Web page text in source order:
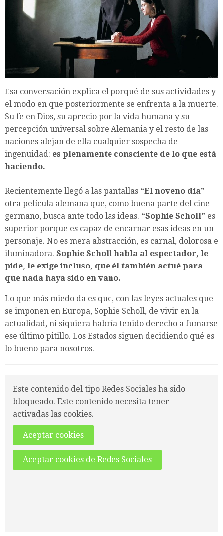
Esa conversación explica el porqué de sus actividades y
el modo en que posteriormente se enfrenta a la muerte.
Su fe en Dios, su aprecio por la vida humana y su
percepción universal sobre Alemania y el resto de las
naciones alejan de ella cualquier sospecha de
ingenuidad: es plenamente consciente de lo que está
haciendo.
Recientemente llegó a las pantallas “El noveno día”
otra película alemana que, como buena parte del cine
germano, busca ante todo las ideas. “Sophie Scholl” es
superior porque es capaz de encarnar esas ideas en un
personaje. No es mera abstracción, es carnal, dolorosa e
iluminadora. Sophie Scholl habla al espectador, le
pide, le exige incluso, que él también actué para
que nada haya sido en vano.
Lo que más miedo da es que, con las leyes actuales que
se imponen en Europa, Sophie Scholl, de vivir en la
actualidad, ni siquiera habría tenido derecho a fumarse
ese último pitillo. Los Estados siguen decidiendo qué es
lo bueno para nosotros.
Este contenido del tipo Redes Sociales ha sido
bloqueado. Este contenido necesita tener
activadas las cookies.
Aceptar cookies
Aceptar cookies de Redes Sociales